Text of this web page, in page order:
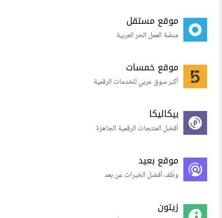
موقع مستقل
منصّة العمل الحر العربية
موقع خمسات
أكبر سوق عربي للخدمات الرقمية
بيكاليكا
أفضل المنتجات الرقمية الجاهزة
موقع بعيد
وظّف أفضل الخبرات عن بعد
زيتون